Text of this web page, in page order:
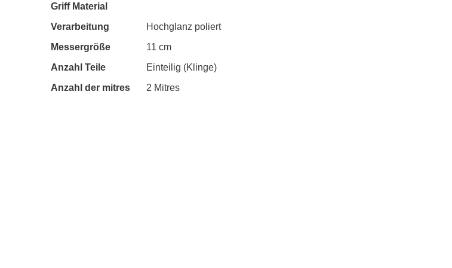
Griff Material
Verarbeitung
Hochglanz poliert
Messergröße
11 cm
Anzahl Teile
Einteilig (Klinge)
Anzahl der mitres
2 Mitres